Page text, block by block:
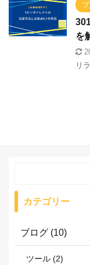
を
リ
カテゴリー
ブログ (10)
ツール (2)